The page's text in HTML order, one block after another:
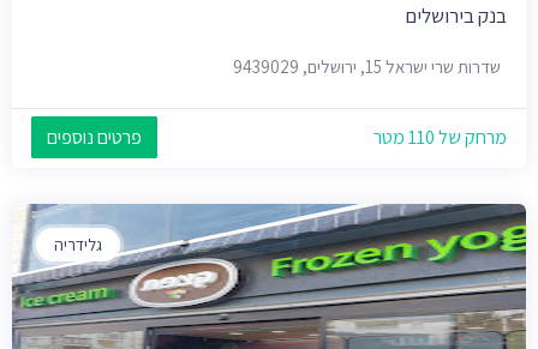
בנק בירושלים
שדרות שרי ישראל 15, ירושלים, 9439029
מרחק של 110 מטר פרטים נוספים
גלידריה